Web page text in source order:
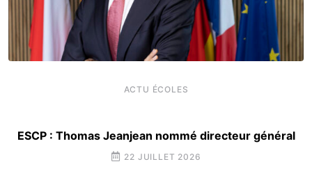
ACTU ÉCOLES
ESCP : Thomas Jeanjean nommé directeur général
22 JUILLET 2026